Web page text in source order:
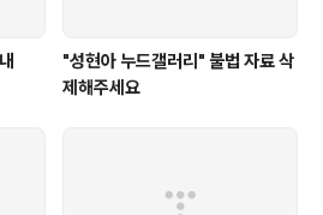
"성현아 누드갤러리" 불법 자료 삭
제해주세요